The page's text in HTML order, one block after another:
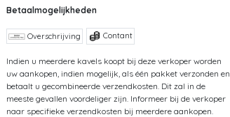
Betaalmogelijkheden
Overschrijving Contant
Indien u meerdere kavels koopt bij deze verkoper worden
uw aankopen, indien mogelijk, als één pakket verzonden en
betaalt u gecombineerde verzendkosten. Dit zal in de
meeste gevallen voordeliger zijn. Informeer bij de verkoper
naar specifieke verzendkosten bij meerdere aankopen.